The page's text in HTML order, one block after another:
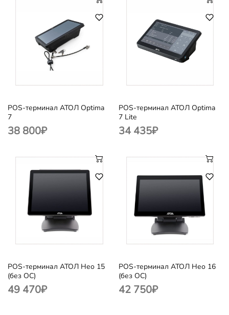
POS-терминал АТОЛ Optima
7
38 800₽
POS-терминал АТОЛ Optima
7 Lite
34 435₽
POS-терминал АТОЛ Нео 15
(без ОС)
49 470₽
POS-терминал АТОЛ Нео 16
(без ОС)
42 750₽